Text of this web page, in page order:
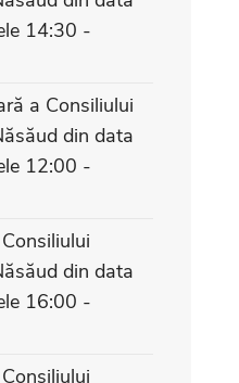
14:30 -
a Consiliului
din data
12:00 -
din data
16:00 -